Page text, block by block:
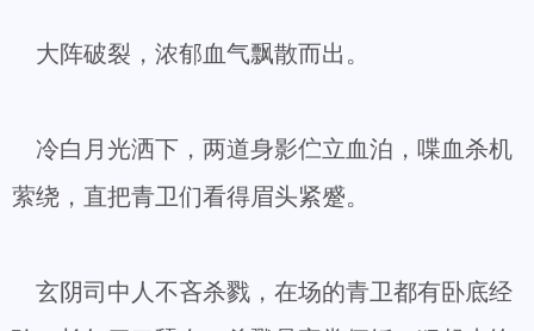
大阵破裂，浓郁血气飘散而出。
冷白月光洒下，两道身影伫立血泊，喋血杀机
萦绕，直把青卫们看得眉头紧蹙。
玄阴司中人不吝杀戮，在场的青卫都有卧底经